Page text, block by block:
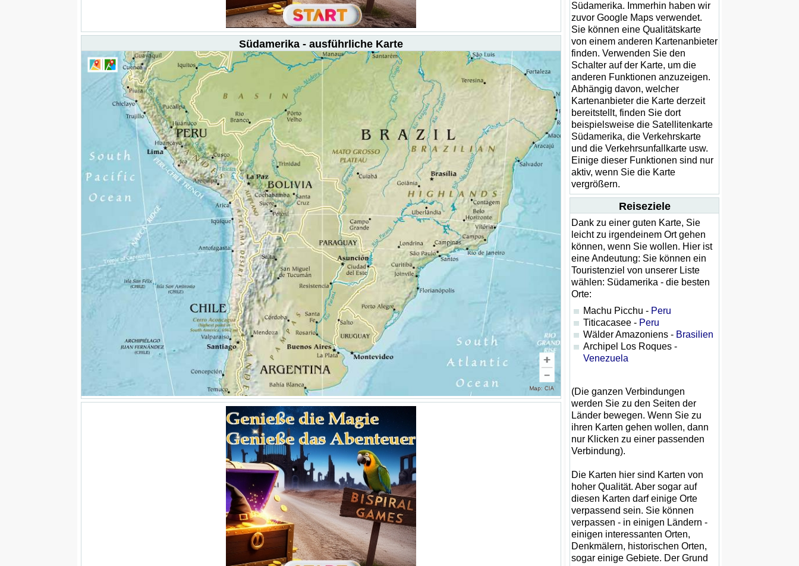
Südamerika - ausführliche Karte
Südamerika. Immerhin haben wir
zuvor Google Maps verwendet.
Sie können eine Qualitätskarte
von einem anderen Kartenanbieter
finden. Verwenden Sie den
Schalter auf der Karte, um die
anderen Funktionen anzuzeigen.
Abhängig davon, welcher
Kartenanbieter die Karte derzeit
bereitstellt, finden Sie dort
beispielsweise die Satellitenkarte
Südamerika, die Verkehrskarte
und die Verkehrsunfallkarte usw.
Einige dieser Funktionen sind nur
aktiv, wenn Sie die Karte
vergrößern.
Reiseziele
Dank zu einer guten Karte, Sie
leicht zu irgendeinem Ort gehen
können, wenn Sie wollen. Hier ist
eine Andeutung: Sie können ein
Touristenziel von unserer Liste
wählen: Südamerika - die besten
Orte:
Machu Picchu - Peru
Titicacasee - Peru
Wälder Amazoniens - Brasilien
Archipel Los Roques -
Venezuela
(Die ganzen Verbindungen
werden Sie zu den Seiten der
Länder bewegen. Wenn Sie zu
ihren Karten gehen wollen, dann
nur Klicken zu einer passenden
Verbindung).
Die Karten hier sind Karten von
hoher Qualität. Aber sogar auf
diesen Karten darf einige Orte
verpassend sein. Sie können
verpassen - in einigen Ländern -
einigen interessanten Orten,
Denkmälern, historischen Orten,
sogar einige Gebiete. Der Grund